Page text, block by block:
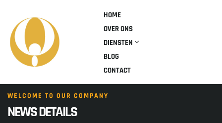
HOME
OVER ONS
DIENSTEN
BLOG
CONTACT
WELCOME TO OUR COMPANY
NEWS DETAILS